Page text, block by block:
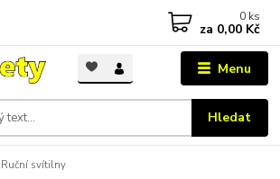
Menu
Hledat
0 ks
za 0,00 Kč
Ruční svítilny